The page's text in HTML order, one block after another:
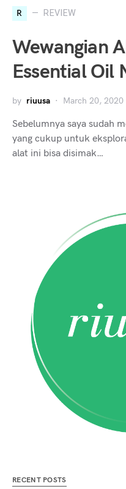
R REVIEW
Wewangian
Essential Oil
by riuusa March 20, 2020
Sebelumnya saya sudah
yang cukup untuk
alat ini bisa disimak…
RECENT POSTS